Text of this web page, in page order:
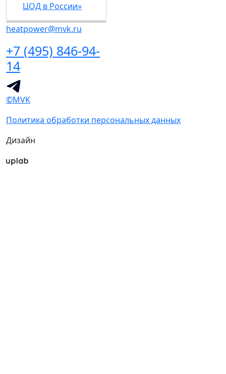
ЦОД в России»
heatpower@mvk.ru
+7 (495) 846-94-
14
©MVK
Политика обработки персональных данных
Дизайн